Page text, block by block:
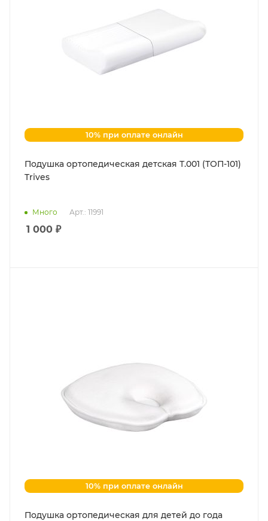
10% при оплате онлайн
Подушка ортопедическая детская Т.001 (ТОП-101)
Trives
Много Арт.: 11991
1 000 ₽
10% при оплате онлайн
Подушка ортопедическая для детей до года